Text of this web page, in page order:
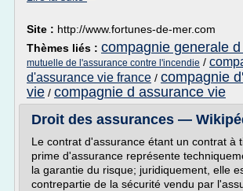
Site : http://www.fortunes-de-mer.com
Thèmes liés : compagnie generale
mutuelle de l'assurance contre l'incendie /
d'assurance vie france / compagnie
vie / compagnie d assurance vie
Droit des assurances —
Le contrat d'assurance étant un contrat à
prime d'assurance représente
la garantie du risque; juridiquement, elle
contrepartie de la sécurité vendu par